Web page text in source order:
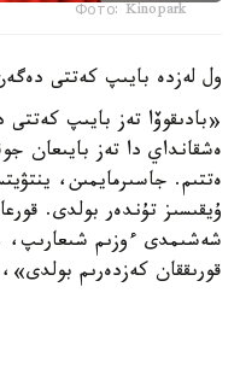
Фото: Kinopark
ول لەزدە بايىپ كەتتى
«بادىقوۆا تەز بايىپ
ەتتىم. جاسىرمايمىن،
ۇيقىسىز تۇندەر بولدى.
شەشىمدى ءوزىم
قورىققان كەزدەرىم